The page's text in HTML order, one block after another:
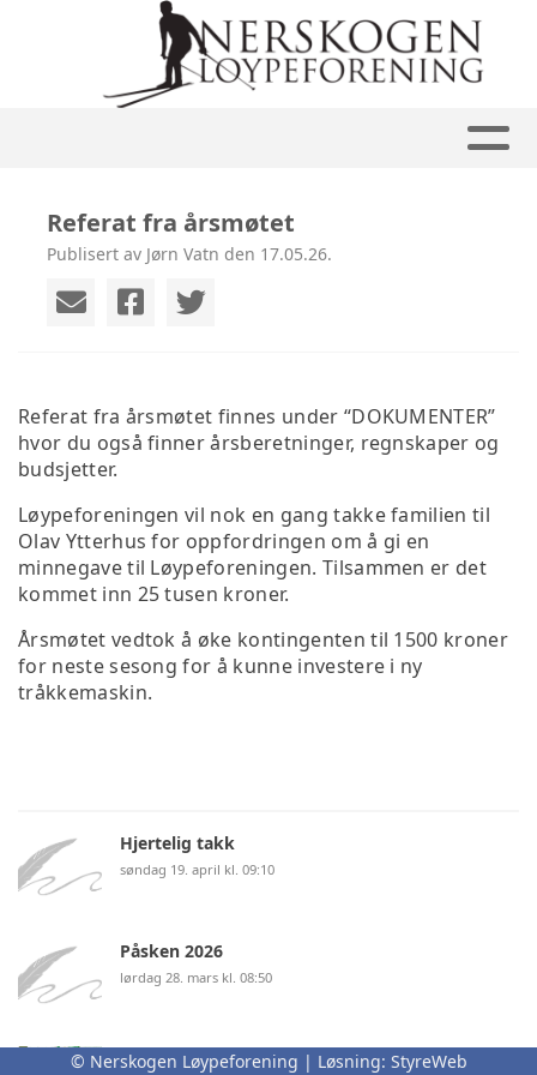
Referat fra årsmøtet
Publisert av Jørn Vatn den 17.05.26.
Referat fra årsmøtet finnes under “DOKUMENTER”
hvor du også finner årsberetninger, regnskaper og
budsjetter.
Løypeforeningen vil nok en gang takke familien til
Olav Ytterhus for oppfordringen om å gi en
minnegave til Løypeforeningen. Tilsammen er det
kommet inn 25 tusen kroner.
Årsmøtet vedtok å øke kontingenten til 1500 kroner
for neste sesong for å kunne investere i ny
tråkkemaskin.
Hjertelig takk
søndag 19. april kl. 09:10
Påsken 2026
lørdag 28. mars kl. 08:50
Hvem tråkker løyper på Nerskogen
© Nerskogen Løypeforening | Løsning: StyreWeb